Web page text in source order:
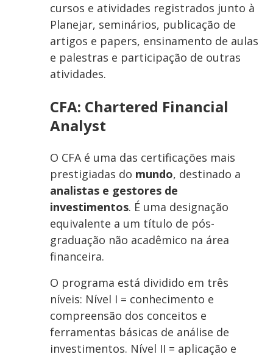
cursos e atividades registrados junto à
Planejar, seminários, publicação de
artigos e papers, ensinamento de aulas
e palestras e participação de outras
atividades.
CFA: Chartered Financial
Analyst
O CFA é uma das certificações mais
prestigiadas do mundo, destinado a
analistas e gestores de
investimentos. É uma designação
equivalente a um título de pós-
graduação não acadêmico na área
financeira.
O programa está dividido em três
níveis: Nível I = conhecimento e
compreensão dos conceitos e
ferramentas básicas de análise de
investimentos. Nível II = aplicação e